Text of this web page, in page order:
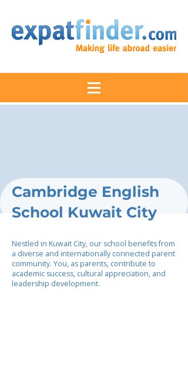
Cambridge English
School Kuwait City
Nestled in Kuwait City, our school benefits from
a diverse and internationally connected parent
community. You, as parents, contribute to
academic success, cultural appreciation, and
leadership development.